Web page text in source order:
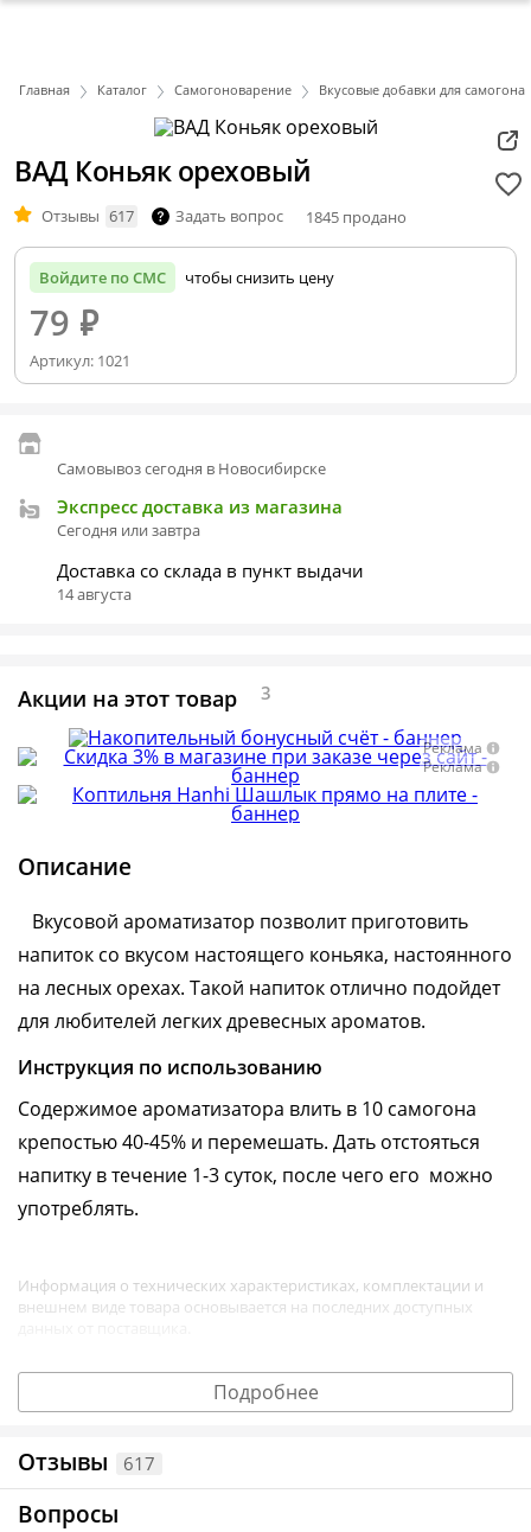
Главная Каталог Самогоноварение Вкусовые добавки для самогона
ВАД Коньяк ореховый
Отзывы 617 Задать вопрос 1845 продано
Войдите по СМС чтобы снизить цену
79 ₽
Артикул: 1021
Самовывоз сегодня в Новосибирске
Экспресс доставка из магазина
Сегодня или завтра
Доставка со склада в пункт выдачи
14 августа
Акции на этот товар 3
Реклама
Реклама
Описание
Вкусовой ароматизатор позволит приготовить
напиток со вкусом настоящего коньяка, настоянного
на лесных орехах. Такой напиток отлично подойдет
для любителей легких древесных ароматов.
Инструкция по использованию
Содержимое ароматизатора влить в 10 самогона
крепостью 40-45% и перемешать. Дать отстояться
напитку в течение 1-3 суток, после чего его можно
употреблять.
Информация о технических характеристиках, комплектации и
внешнем виде товара основывается на последних доступных
Подробнее
Отзывы 617
Вопросы